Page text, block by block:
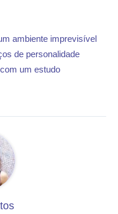
ambiente imprevisível
de personalidade
um estudo